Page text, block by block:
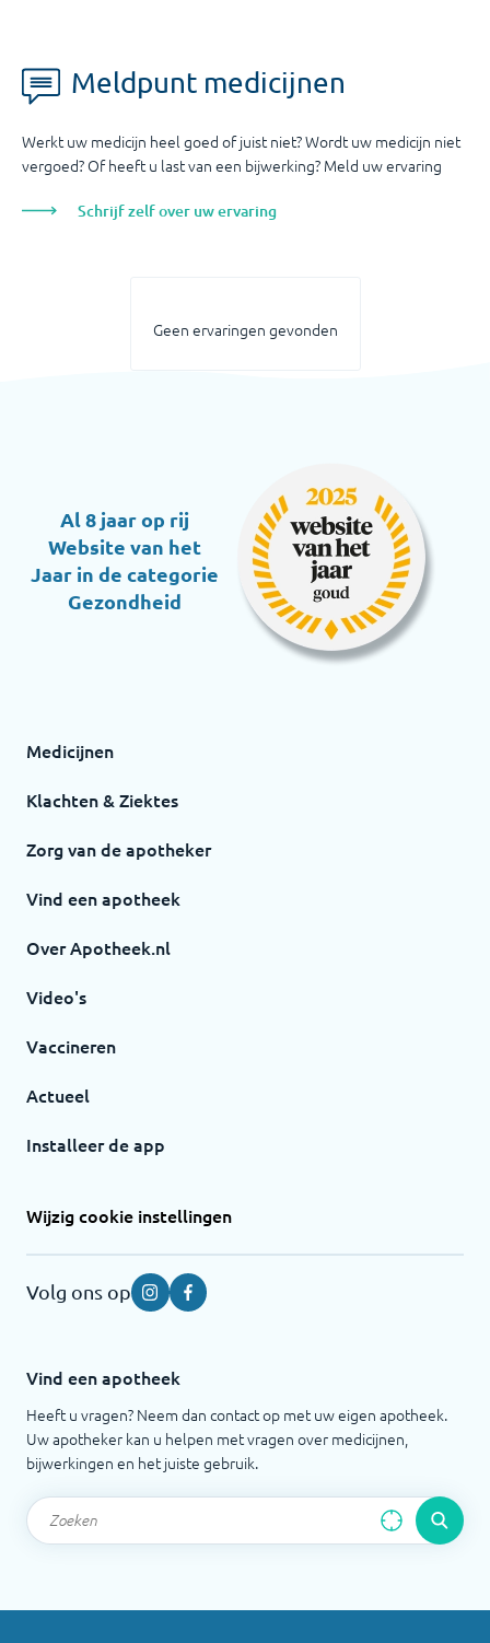
Meldpunt medicijnen
Werkt uw medicijn heel goed of juist niet? Wordt uw medicijn niet
vergoed? Of heeft u last van een bijwerking? Meld uw ervaring
Schrijf zelf over uw ervaring
Geen ervaringen gevonden
Al 8 jaar op rij
Website van het
Jaar in de categorie
Gezondheid
Medicijnen
Klachten & Ziektes
Zorg van de apotheker
Vind een apotheek
Over Apotheek.nl
Video's
Vaccineren
Actueel
Installeer de app
Wijzig cookie instellingen
Volg ons op InstagramFacebook
Vind een apotheek
Heeft u vragen? Neem dan contact op met uw eigen apotheek.
Uw apotheker kan u helpen met vragen over medicijnen,
bijwerkingen en het juiste gebruik.